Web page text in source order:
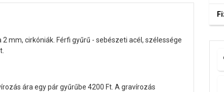
mm, cirkóniák. Férfi gyűrű - sebészeti acél, szélessége
ára egy pár gyűrűbe 4200 Ft. A gravírozás